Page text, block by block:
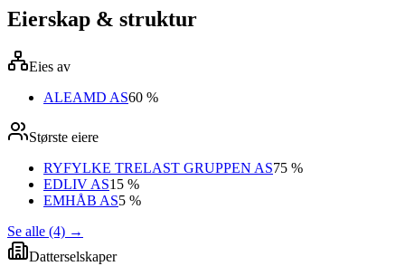
Eierskap & struktur
Eies av
ALEAMD AS60 %
Største eiere
RYFYLKE TRELAST GRUPPEN AS75 %
EDLIV AS15 %
EMHÅB AS5 %
Se alle (4) →
Datterselskaper